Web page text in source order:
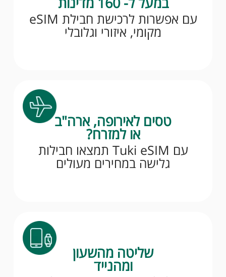
עם אפשרות לרכישת חבילת eSIM
מקומי, איזורי וגלובלי
טסים לאירופה, ארה"ב
או למזרח?
עם Tuki eSIM תמצאו חבילות
גלישה במחירים מעולים
שליטה מהשעון
ומהנייד